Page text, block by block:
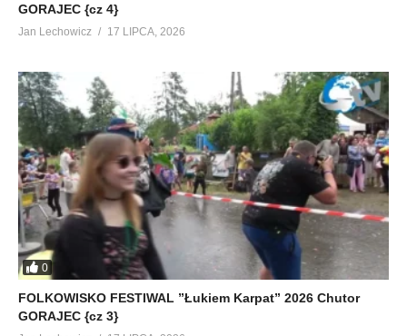
GORAJEC {cz 4}
Jan Lechowicz 17 LIPCA, 2026
0
FOLKOWISKO FESTIWAL ”Łukiem Karpat” 2026 Chutor
GORAJEC {cz 3}